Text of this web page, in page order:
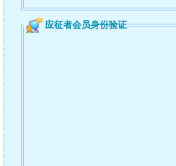
应征者会员身份验证